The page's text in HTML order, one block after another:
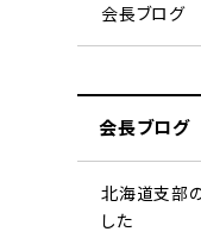
会長ブログ
会長ブログ
北海道支部
した